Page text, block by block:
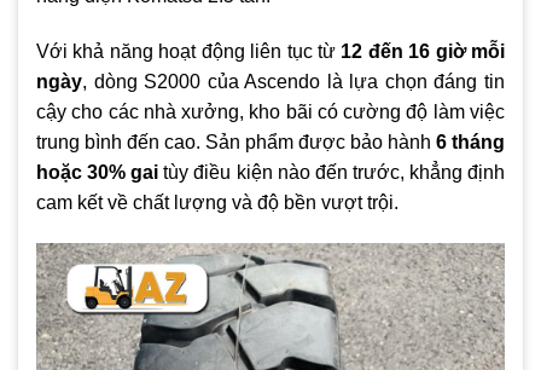
Với khả năng hoạt động liên tục từ 12 đến 16 giờ mỗi
ngày, dòng S2000 của Ascendo là lựa chọn đáng tin
cậy cho các nhà xưởng, kho bãi có cường độ làm việc
trung bình đến cao. Sản phẩm được bảo hành 6 tháng
hoặc 30% gai tùy điều kiện nào đến trước, khẳng định
cam kết về chất lượng và độ bền vượt trội.